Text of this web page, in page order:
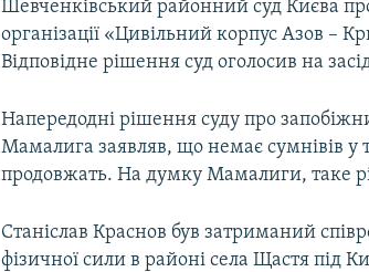
Шевченківський районний суд Києва
організації «Цивільний корпус Азов –
Відповідне рішення суд оголосив на
Напередодні рішення суду про
Мамалига заявляв, що немає сумнівів у
продовжать. На думку Мамалиги, таке
Станіслав Краснов був затриманий
фізичної сили в районі села Щастя під